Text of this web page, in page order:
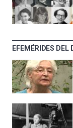
EFEMÉRIDES DEL